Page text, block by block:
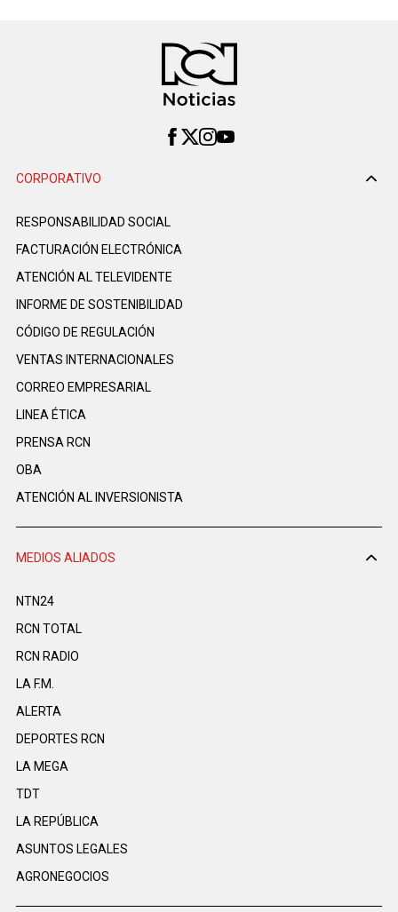
CORPORATIVO
RESPONSABILIDAD SOCIAL
FACTURACIÓN ELECTRÓNICA
ATENCIÓN AL TELEVIDENTE
INFORME DE SOSTENIBILIDAD
CÓDIGO DE REGULACIÓN
VENTAS INTERNACIONALES
CORREO EMPRESARIAL
LINEA ÉTICA
PRENSA RCN
OBA
ATENCIÓN AL INVERSIONISTA
MEDIOS ALIADOS
NTN24
RCN TOTAL
RCN RADIO
LA F.M.
ALERTA
DEPORTES RCN
LA MEGA
TDT
LA REPÚBLICA
ASUNTOS LEGALES
AGRONEGOCIOS